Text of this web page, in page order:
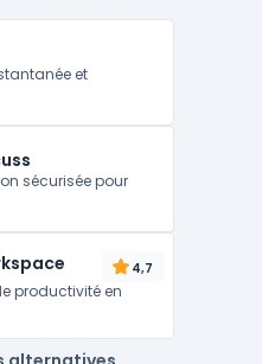
et
sécurisée pour
4,7
productivité en